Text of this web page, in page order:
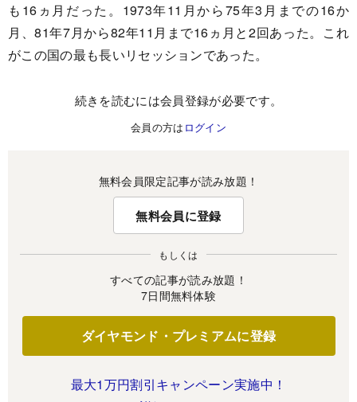
も16ヵ月だった。1973年11月から75年3月までの16か
月、81年7月から82年11月まで16ヵ月と2回あった。これ
がこの国の最も長いリセッションであった。
続きを読むには会員登録が必要です。
会員の方は ログイン
無料会員限定記事が読み放題！
無料会員に登録
もしくは
すべての記事が読み放題！
7日間無料体験
ダイヤモンド・プレミアムに登録
最大1万円割引キャンペーン実施中！